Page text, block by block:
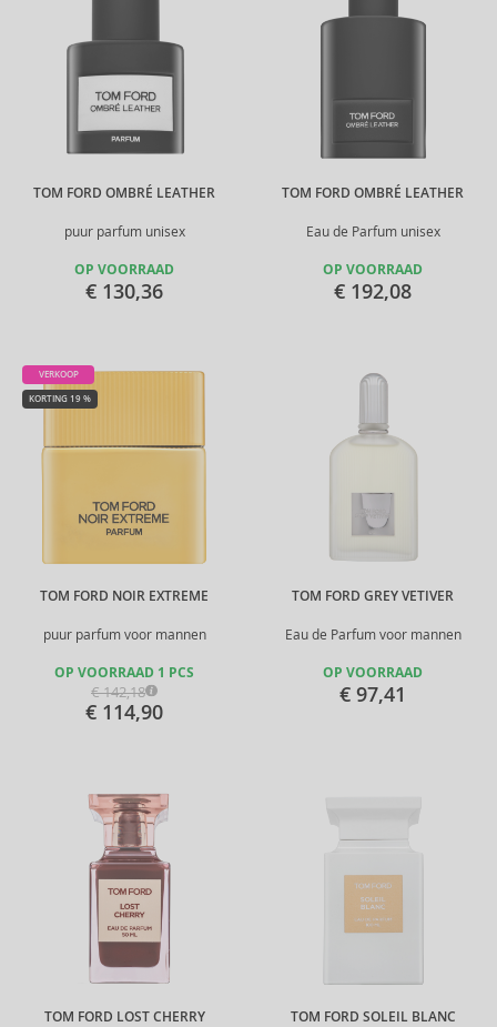
TOM FORD OMBRÉ LEATHER
puur parfum unisex
OP VOORRAAD
€ 130,36
TOM FORD OMBRÉ LEATHER
Eau de Parfum unisex
OP VOORRAAD
€ 192,08
TOM FORD NOIR EXTREME
puur parfum voor mannen
VERKOOP
KORTING 19 %
OP VOORRAAD 1 PCS
€ 142,18
€ 114,90
TOM FORD GREY VETIVER
Eau de Parfum voor mannen
OP VOORRAAD
€ 97,41
TOM FORD LOST CHERRY TOM FORD SOLEIL BLANC